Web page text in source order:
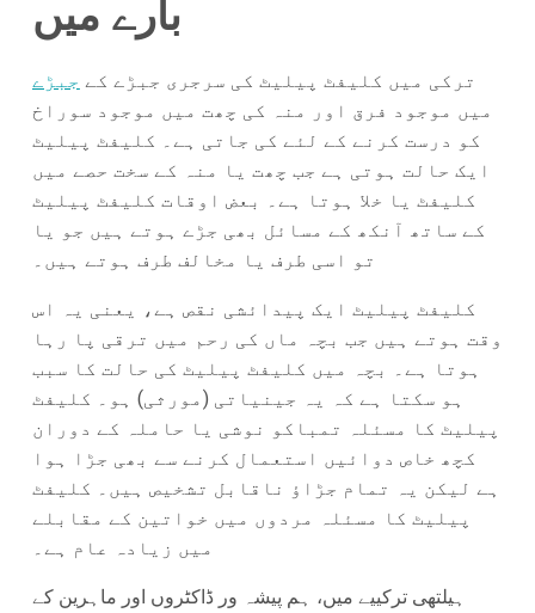
بارے میں
ترکی میں کلیفٹ پیلیٹ کی سرجری جبڑے کے جبڑے
میں موجود فرق اور منہ کی چھت میں موجود سوراخ
کو درست کرنے کے لئے کی جاتی ہے۔ کلیفٹ پیلیٹ
ایک حالت ہوتی ہے جب چھت یا منہ کے سخت حصے میں
کلیفٹ یا خلا ہوتا ہے۔ بعض اوقات کلیفٹ پیلیٹ
کے ساتھ آنکھ کے مسائل بھی جڑے ہوتے ہیں جو یا
تو اسی طرف یا مخالف طرف ہوتے ہیں۔
کلیفٹ پیلیٹ ایک پیدائشی نقص ہے، یعنی یہ اس
وقت ہوتے ہیں جب بچہ ماں کی رحم میں ترقی پا رہا
ہوتا ہے۔ بچہ میں کلیفٹ پیلیٹ کی حالت کا سبب
ہو سکتا ہے کہ یہ جینیاتی (مورثی) ہو۔ کلیفٹ
پیلیٹ کا مسئلہ تمباکو نوشی یا حاملہ کے دوران
کچھ خاص دوائیں استعمال کرنے سے بھی جڑا ہوا
ہے لیکن یہ تمام جڑاؤ ناقابل تشخیص ہیں۔ کلیفٹ
پیلیٹ کا مسئلہ مردوں میں خواتین کے مقابلے
میں زیادہ عام ہے۔
ہیلتھی ترکییے میں، ہم پیشہ ور ڈاکٹروں اور ماہرین کے